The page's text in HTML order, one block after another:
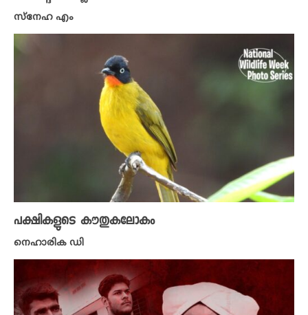
സ്നേഹ എം
പക്ഷികളുടെ കൗതുകലോകം
നെഹാരിക ഡി